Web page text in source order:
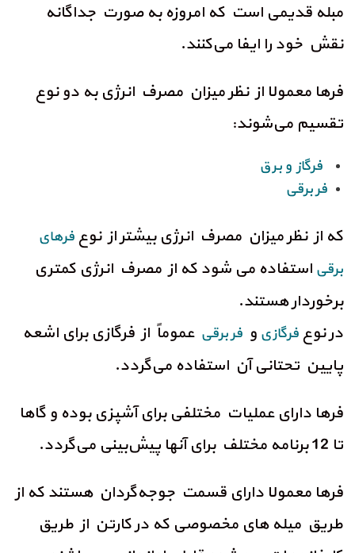
مبله قدیمی‌ است که امروزه به صورت جداگانه
نقش خود را ایفا می‌کنند.
فرها معمولا از نظر میزان مصرف انرژی به دو نوع
تقسیم می‌شوند:
فرگاز و برق
فر برقی
که از نظر میزان مصرف انرژی بیشتر از نوعفرهای
برقی استفاده می شود که از مصرف انرژی کمتری
برخوردار هستند.
در نوعفرگازی و فر برقی عموماً از فرگازی برای اشعه
پایین تحتانی آن استفاده می‌گردد.
فرها دارای عملیات مختلفی برای آشپزی بوده و گاها
تا 12 برنامه مختلف برای آنها پیش‌بینی می‌گردد.
فرها معمولا دارای قسمت جوجه‌گردان هستند که از
طریق میله های مخصوصی که در کارتن از طریق